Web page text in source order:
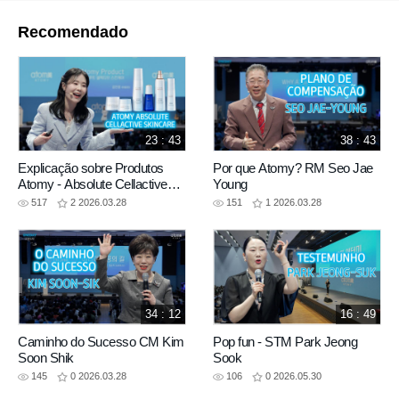
Recomendado
Explicação sobre Produtos
Atomy - Absolute Cellactive
Skincare - Minjung Kim
517 2 2026.03.28
23 : 43
Por que Atomy? RM Seo Jae
Young
151 1 2026.03.28
38 : 43
Caminho do Sucesso CM Kim
Soon Shik
145 0 2026.03.28
34 : 12
Pop fun - STM Park Jeong
Sook
106 0 2026.05.30
16 : 49